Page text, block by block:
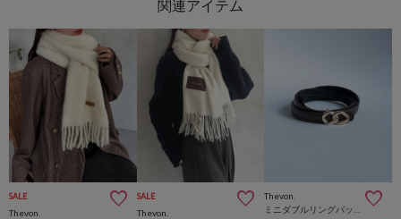
SALE
Thevon.
SALE
Thevon.
Thevon.